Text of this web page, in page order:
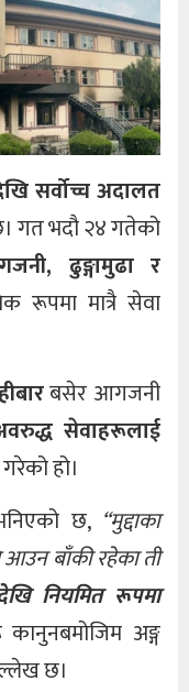
सर्वोच्च अदालत
गत भदौ २४ गतेको
ढुङ्गामुढा र
रूपमा मात्रै सेवा
बसेर आगजनी
सेवाहरूलाई
गरेको हो।
छ, “मुद्दाका
बाँकी रहेका ती
नियमित रूपमा
अङ्ग
छ।